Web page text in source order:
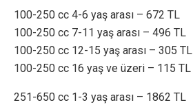
100-250 cc 4-6 yaş arası – 672 TL
100-250 cc 7-11 yaş arası – 496 TL
100-250 cc 12-15 yaş arası – 305 TL
100-250 cc 16 yaş ve üzeri – 115 TL
251-650 cc 1-3 yaş arası – 1862 TL